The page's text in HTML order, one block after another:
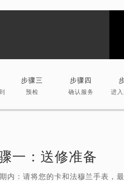
步骤三
预检
步骤四
确认服务 进
一： 送修准备
内：请将您的卡和法穆兰手表，